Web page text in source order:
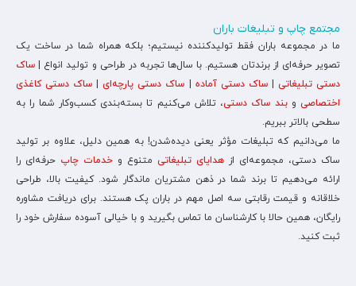
مجتمع چاپ و تبلیغات باران
ما در مجموعه باران فقط تولیدکننده نیستیم؛ بلکه همراه شما در ساخت یک
تصویر حرفه‌ای از برندتان هستیم. با سال‌ها تجربه در طراحی و تولید انواع | ساک
دستی تبلیغاتی |ساک دستی آماده | ساک دستی پارچه‌ای| ساک دستی کاغذی
اختصاصی وبند ساک دستی، تلاش می‌کنیم تا بسته‌بندی کسب‌وکار شما را به
سطحی بالاتر ببریم.
ما می‌دانیم که تبلیغات مؤثر یعنی دیده‌شدن! به همین دلیل، علاوه بر تولید
ساک دستی، مجموعه‌ای از هدایای تبلیغاتی متنوع و خدمات چاپ حرفه‌ای را
ارائه می‌دهیم تا برند شما در ذهن مشتریان ماندگار شود. کیفیت بالا، طراحی
خلاقانه و قیمت رقابتی سه اصل مهم در باران پک هستند. برای دریافت مشاوره
رایگان، همین حالا با کارشناسان ما تماس بگیرید و با خیالی آسوده سفارش خود را
ثبت کنید.